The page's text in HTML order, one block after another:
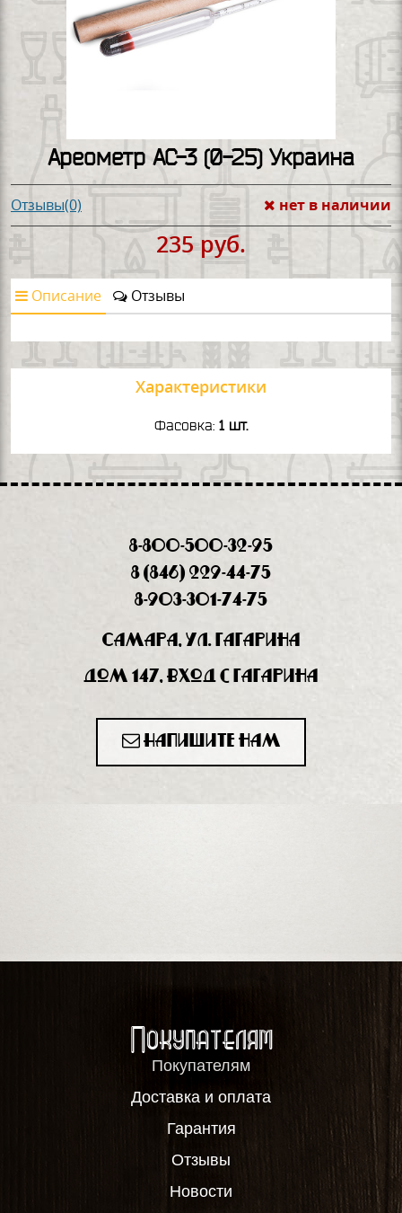
Ареометр АС-3 (0-25) Украина
Отзывы(0) нет в наличии
235 руб.
Описание Отзывы
Характеристики
Фасовка: 1 шт.
8-800-500-32-95
8 (846) 229-44-75
8-903-301-74-75
Самара, ул. Гагарина
дом 147, вход с Гагарина
Напишите нам
Покупателям
Покупателям
Доставка и оплата
Гарантия
Отзывы
Новости